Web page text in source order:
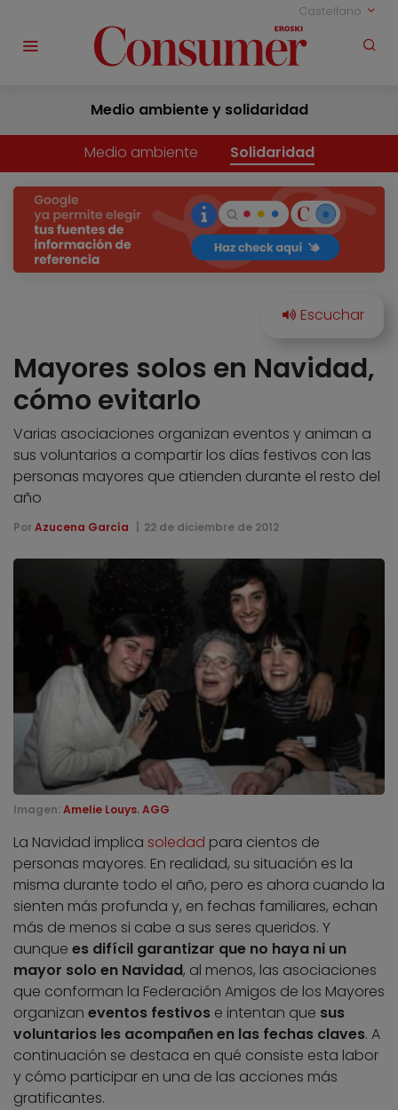
Castellano
Medio ambiente y solidaridad
Medio ambiente Solidaridad
Mayores solos en Navidad,
cómo evitarlo
Varias asociaciones organizan eventos y animan a
sus voluntarios a compartir los días festivos con las
personas mayores que atienden durante el resto del
año
Por Azucena García 22 de diciembre de 2012
Imagen: Amelie Louys. AGG
La Navidad implica soledad para cientos de
personas mayores. En realidad, su situación es la
misma durante todo el año, pero es ahora cuando la
sienten más profunda y, en fechas familiares, echan
más de menos si cabe a sus seres queridos. Y
aunque es difícil garantizar que no haya ni un
mayor solo en Navidad, al menos, las asociaciones
que conforman la Federación Amigos de los Mayores
organizan eventos festivos e intentan que sus
voluntarios les acompañen en las fechas claves. A
continuación se destaca en qué consiste esta labor
y cómo participar en una de las acciones más
gratificantes.